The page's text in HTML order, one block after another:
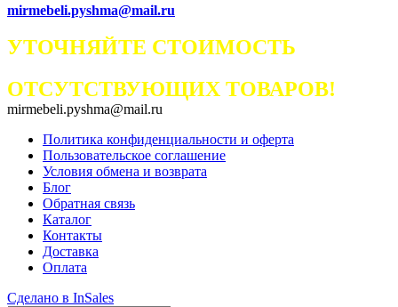
mirmebeli.pyshma@mail.ru
УТОЧНЯЙТЕ СТОИМОСТЬ
ОТСУТСТВУЮЩИХ ТОВАРОВ!
mirmebeli.pyshma@mail.ru
Политика конфиденциальности и оферта
Пользовательское соглашение
Условия обмена и возврата
Блог
Обратная связь
Каталог
Контакты
Доставка
Оплата
Сделано в InSales